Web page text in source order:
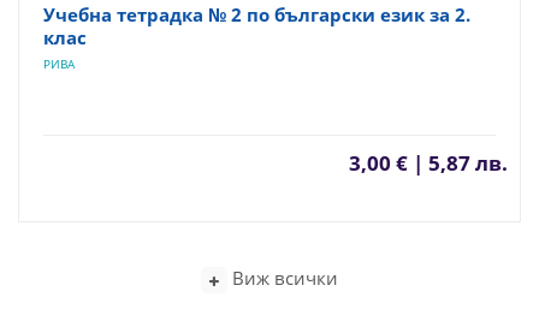
Учебна тетрадка № 2 по български език за 2.
клас
РИВА
3,00 € | 5,87 лв.
Виж всички